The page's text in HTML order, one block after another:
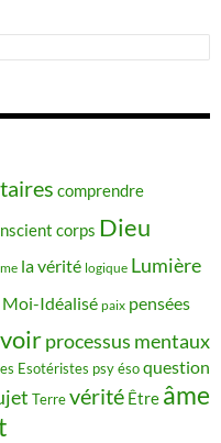
comprendre
corps Dieu
la vérité logique Lumière
Moi-Idéalisé paix pensées
processus mentaux
Esotéristes psy ésoquestion
Terrevérité Être âme